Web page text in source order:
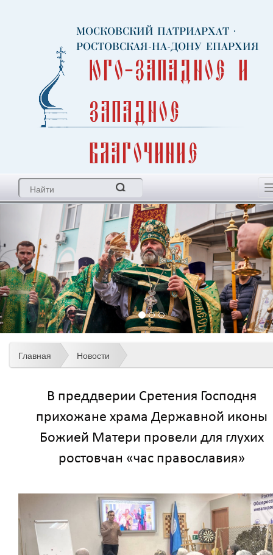
МОСКОВСКИЙ ПАТРИАРХАТ ·
РОСТОВСКАЯ-НА-ДОНУ ЕПАРХИЯ
Юго-Западное и
Западное
благочиние
Главная Новости
В преддверии Сретения Господня
прихожане храма Державной иконы
Божией Матери провели для глухих
ростовчан «час православия»